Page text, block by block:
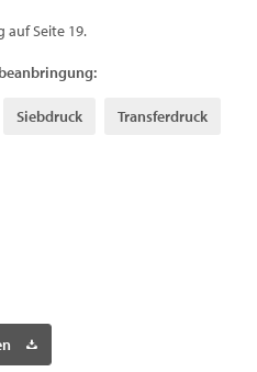
auf Seite 19.
Siebdruck Transferdruck